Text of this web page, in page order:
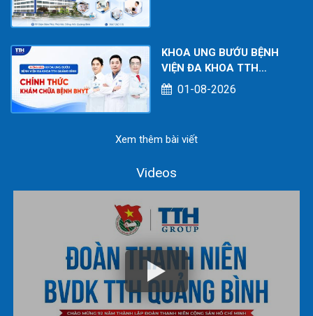
KHOA UNG BƯỚU BỆNH
VIỆN ĐA KHOA TTH
QUẢNG BÌNH CHÍNH
THỨC KHÁM CHỮA BỆNH
01-08-2026
Xem thêm bài viết
Videos